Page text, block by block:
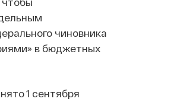
чиновника
в бюджетных
1 сентября